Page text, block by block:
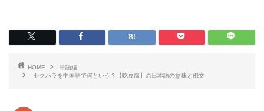
HOME
単語編
セクハラを中国語で何という？【吃豆腐】の日本語の意味と例文